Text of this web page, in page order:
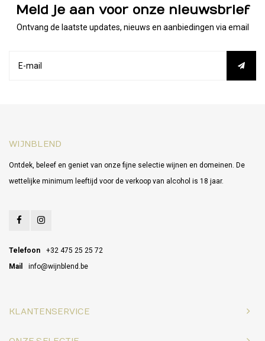
Meld je aan voor onze nieuwsbrief
Ontvang de laatste updates, nieuws en aanbiedingen via email
WIJNBLEND
Ontdek, beleef en geniet van onze fijne selectie wijnen en domeinen. De
wettelijke minimum leeftijd voor de verkoop van alcohol is 18 jaar.
Telefoon
+32 475 25 25 72
Mail
info@wijnblend.be
KLANTENSERVICE